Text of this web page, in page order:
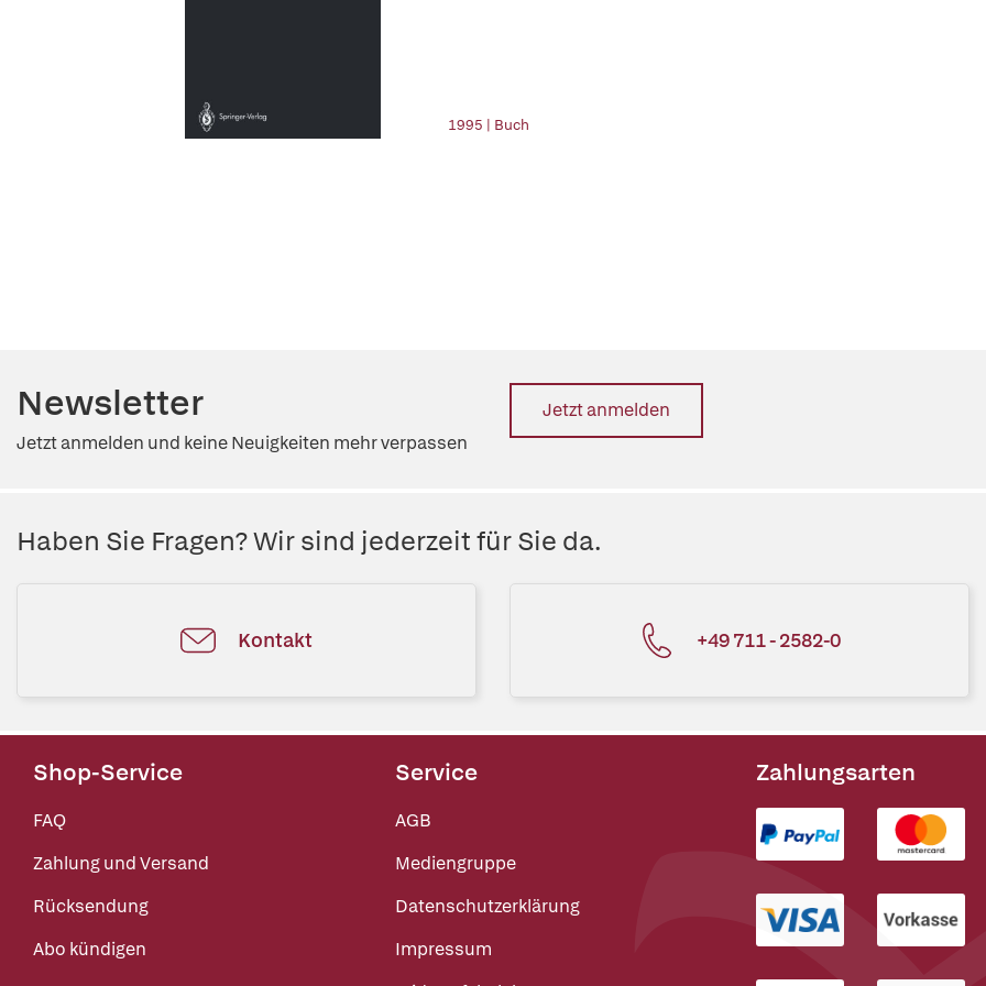
1995 | Buch
Newsletter
Jetzt anmelden und keine Neuigkeiten mehr verpassen
Jetzt anmelden
Haben Sie Fragen? Wir sind jederzeit für Sie da.
Kontakt +49 711 - 2582-0
Shop-Service
FAQ
Zahlung und Versand
Rücksendung
Abo kündigen
Service
AGB
Mediengruppe
Datenschutzerklärung
Impressum
Zahlungsarten